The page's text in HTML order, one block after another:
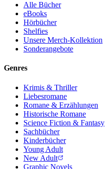
Alle Bücher
eBooks
Hörbücher
Shelfies
Unsere Merch-Kollektion
Sonderangebote
Genres
Krimis & Thriller
Liebesromane
Romane & Erzählungen
Historische Romane
Science Fiction & Fantasy
Sachbücher
Kinderbücher
Young Adult
New Adult
Graphic Novels